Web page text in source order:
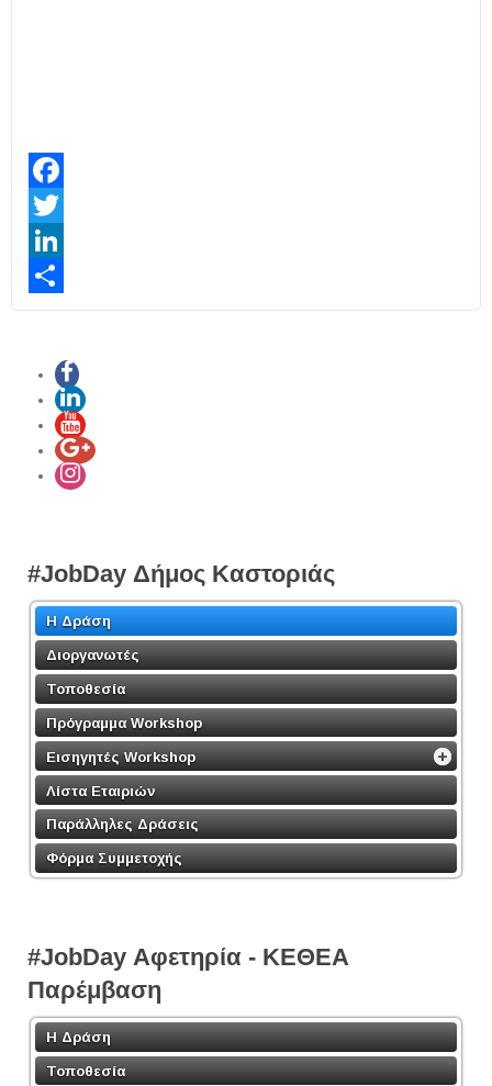
Facebook
Twitter
LinkedIn
Share
#JobDay Δήμος Καστοριάς
Η Δράση
Διοργανωτές
Τοποθεσία
Πρόγραμμα Workshop
Εισηγητές Workshop
Λίστα Εταιριών
Παράλληλες Δράσεις
Φόρμα Συμμετοχής
#JobDay Αφετηρία - ΚΕΘΕΑ
Παρέμβαση
Η Δράση
Τοποθεσία